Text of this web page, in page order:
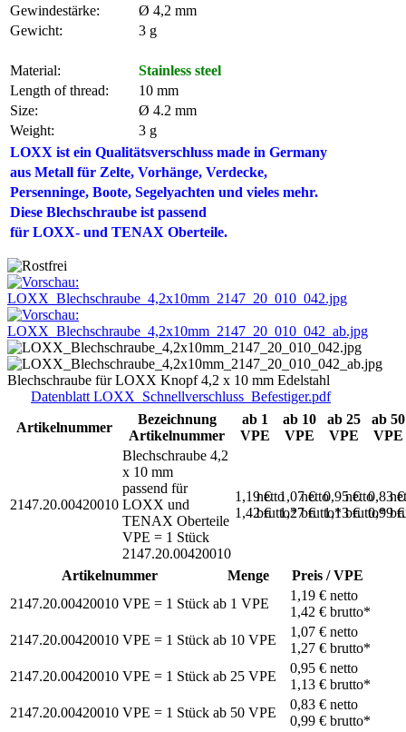
Gewindestärke:
Ø 4,2 mm
Gewicht:
3 g
Material:
Stainless steel
Length of thread:
10 mm
Size:
Ø 4.2 mm
Weight:
3 g
LOXX ist ein Qualitätsverschluss made in Germany
aus Metall für Zelte, Vorhänge, Verdecke,
Persenninge, Boote, Segelyachten und vieles mehr.
Diese Blechschraube ist passend
für LOXX- und TENAX Oberteile.
Blechschraube für LOXX Knopf 4,2 x 10 mm Edelstahl
Datenblatt LOXX_Schnellverschluss_Befestiger.pdf
Artikelnummer
Bezeichnung
Artikelnummer
ab 1
VPE
ab 10
VPE
ab 25
VPE
ab 50
VPE
2147.20.00420010
Blechschraube 4,2
x 10 mm
passend für
LOXX und
TENAX Oberteile
VPE = 1 Stück
2147.20.00420010
1,19 €
netto
1,42 €brutto*
1,07 €
netto
1,27 €brutto*
0,95 €
netto
1,13 €brutto*
0,83
0,99
Artikelnummer Menge
Preis / VPE
2147.20.00420010 VPE = 1 Stück ab 1 VPE
1,19 €netto
1,42 €brutto*
2147.20.00420010 VPE = 1 Stück ab 10 VPE
1,07 €netto
1,27 €brutto*
2147.20.00420010 VPE = 1 Stück ab 25 VPE
0,95 €netto
1,13 €brutto*
2147.20.00420010 VPE = 1 Stück ab 50 VPE
0,83 €netto
0,99 €brutto*